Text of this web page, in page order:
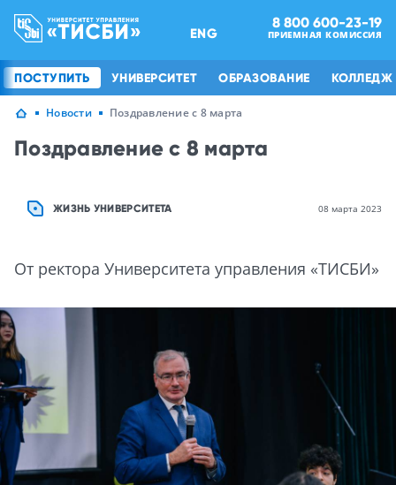
ENG
8 800 600-23-19
ПРИЕМНАЯ КОМИССИЯ
ПОСТУПИТЬ УНИВЕРСИТЕТ ОБРАЗОВАНИЕ КОЛЛЕДЖ
Новости Поздравление с 8 марта
Поздравление с 8 марта
ЖИЗНЬ УНИВЕРСИТЕТА 08 марта 2023
От ректора Университета управления «ТИСБИ»